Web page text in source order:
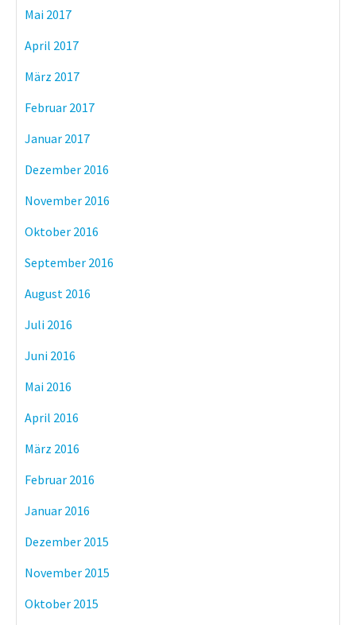
Mai 2017
April 2017
März 2017
Februar 2017
Januar 2017
Dezember 2016
November 2016
Oktober 2016
September 2016
August 2016
Juli 2016
Juni 2016
Mai 2016
April 2016
März 2016
Februar 2016
Januar 2016
Dezember 2015
November 2015
Oktober 2015